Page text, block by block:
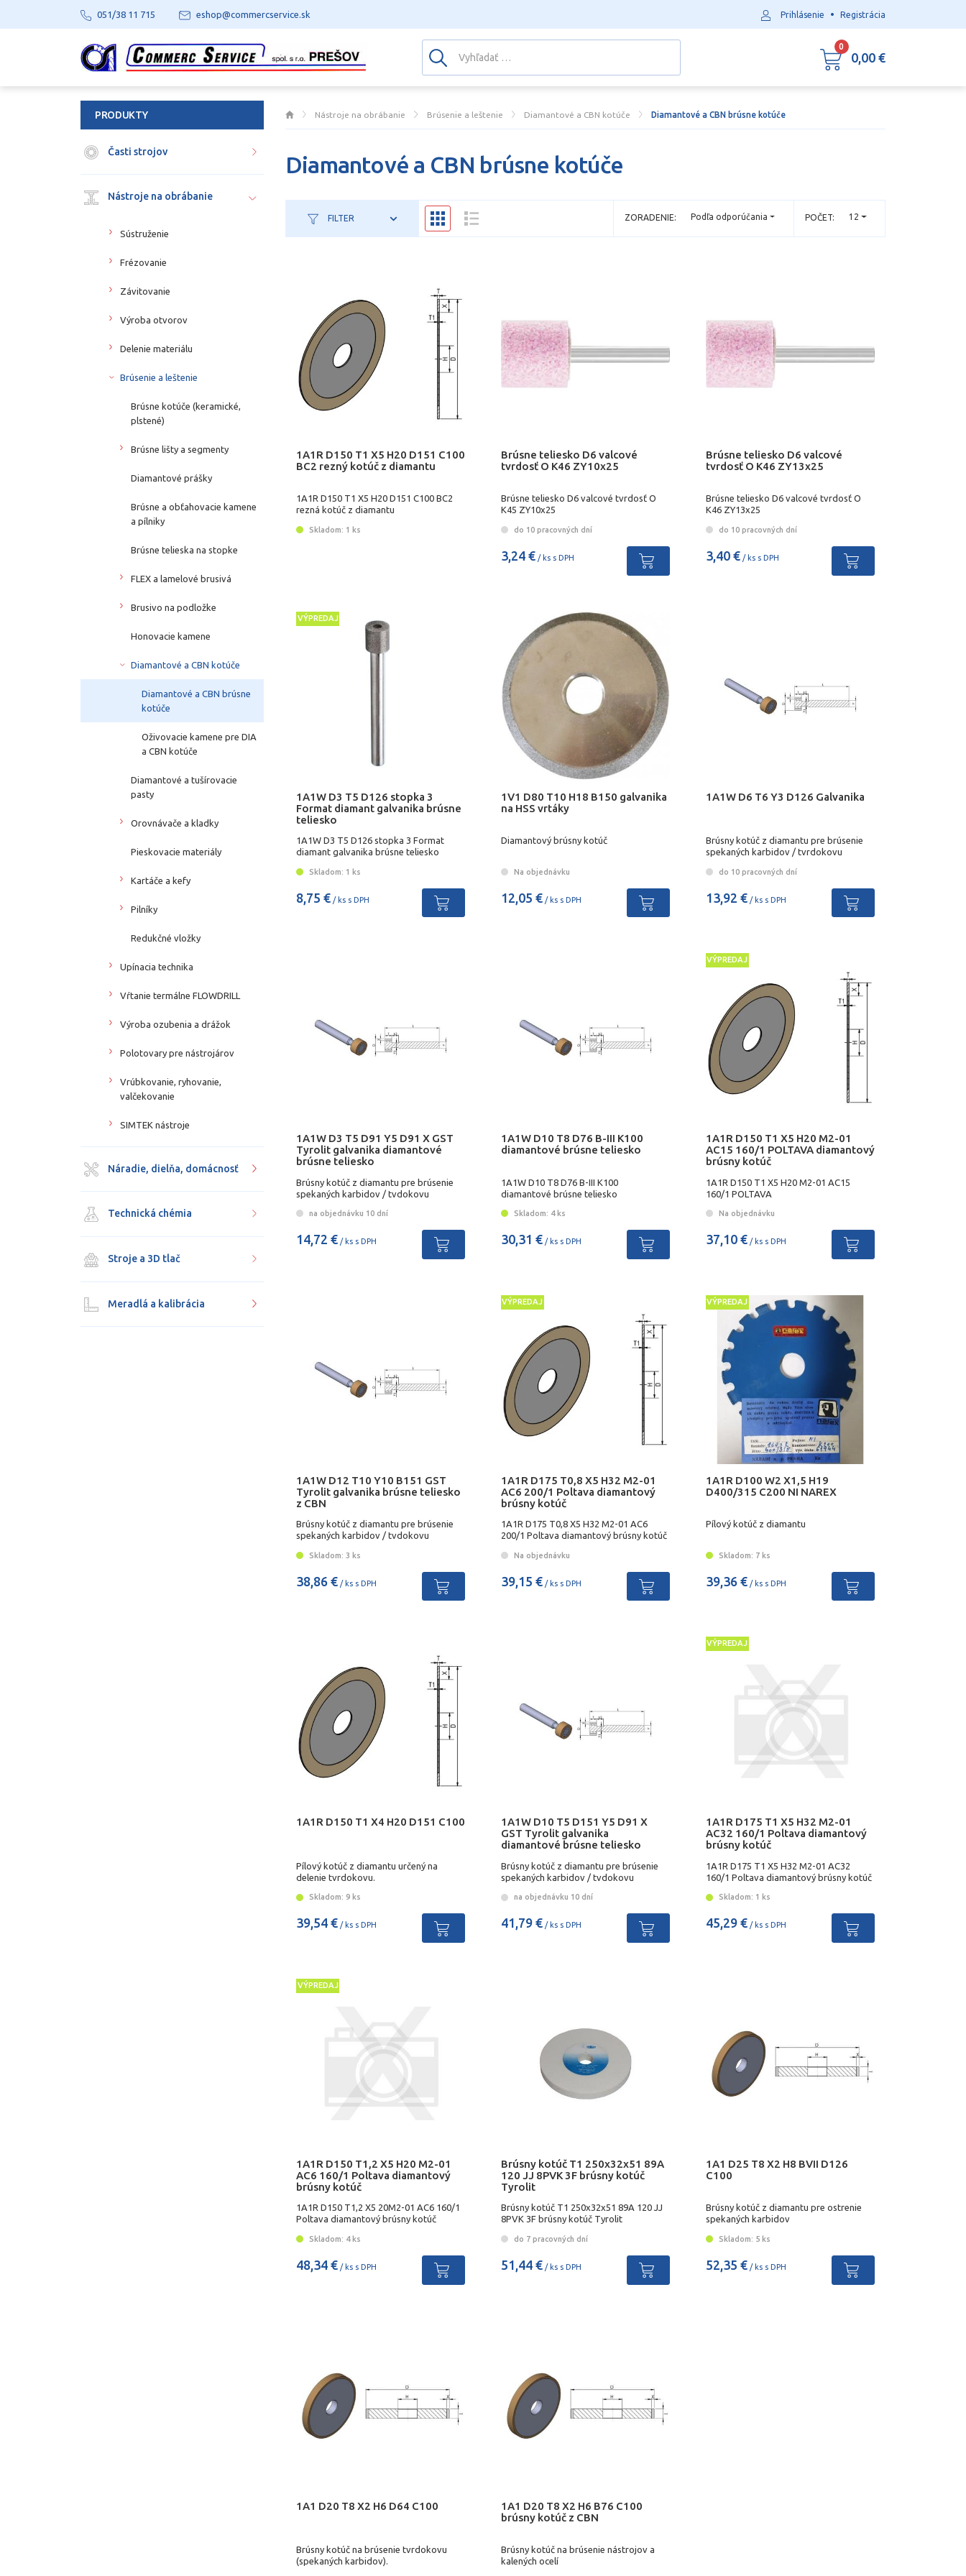
Nástroje na obrábanie Brúsenie a leštenie Diamantové a CBN kotúče Diamantové a CBN brúsne kotúče
Diamantové a CBN brúsne kotúče
FILTER POČET: 12
ZORADENIE: Podľa odporúčania
1A1R D150 T1 X5 H20 D151 C100
BC2 rezný kotúč z diamantu
1A1R D150 T1 X5 H20 D151 C100 BC2
rezná kotúč z diamantu
Skladom: 1 ks
Brúsne teliesko D6 valcové
tvrdosť O K46 ZY10x25
Brúsne teliesko D6 valcové tvrdosť O
K45 ZY10x25
do 10 pracovných dní
3,24 €/ ks s DPH
Brúsne teliesko D6 valcové
tvrdosť O K46 ZY13x25
Brúsne teliesko D6 valcové tvrdosť O
K46 ZY13x25
do 10 pracovných dní
3,40 €/ ks s DPH
VÝPREDAJ
1A1W D3 T5 D126 stopka 3
Format diamant galvanika brúsne
teliesko
1A1W D3 T5 D126 stopka 3 Format
diamant galvanika brúsne teliesko
Skladom: 1 ks
8,75 € / ks s DPH
1V1 D80 T10 H18 B150 galvanika
na HSS vrtáky
Diamantový brúsny kotúč
Na objednávku
12,05 €/ ks s DPH
1A1W D6 T6 Y3 D126 Galvanika
Brúsny kotúč z diamantu pre brúsenie
spekaných karbidov / tvrdokovu
do 10 pracovných dní
13,92 €/ ks s DPH
1A1W D3 T5 D91 Y5 D91 X GST
Tyrolit galvanika diamantové
brúsne teliesko
Brúsny kotúč z diamantu pre brúsenie
spekaných karbidov / tvdokovu
na objednávku 10 dní
14,72 € / ks s DPH
1A1W D10 T8 D76 B-III K100
diamantové brúsne teliesko
1A1W D10 T8 D76 B-III K100
diamantové brúsne teliesko
Skladom: 4 ks
30,31 €/ ks s DPH
VÝPREDAJ
1A1R D150 T1 X5 H20 M2-01
AC15 160/1 POLTAVA diamantový
brúsny kotúč
1A1R D150 T1 X5 H20 M2-01 AC15
160/1 POLTAVA
Na objednávku
37,10 €/ ks s DPH
1A1W D12 T10 Y10 B151 GST
Tyrolit galvanika brúsne teliesko
z CBN
Brúsny kotúč z diamantu pre brúsenie
spekaných karbidov / tvdokovu
Skladom: 3 ks
38,86 € / ks s DPH
VÝPREDAJ
1A1R D175 T0,8 X5 H32 M2-01
AC6 200/1 Poltava diamantový
brúsny kotúč
1A1R D175 T0,8 X5 H32 M2-01 AC6
200/1 Poltava diamantový brúsny kotúč
Na objednávku
39,15 €/ ks s DPH
VÝPREDAJ
1A1R D100 W2 X1,5 H19
D400/315 C200 NI NAREX
Pílový kotúč z diamantu
Skladom: 7 ks
39,36 €/ ks s DPH
1A1R D150 T1 X4 H20 D151 C100
Pílový kotúč z diamantu určený na
delenie tvrdokovu.
Skladom: 9 ks
39,54 € / ks s DPH
1A1W D10 T5 D151 Y5 D91 X
GST Tyrolit galvanika
diamantové brúsne teliesko
Brúsny kotúč z diamantu pre brúsenie
spekaných karbidov / tvdokovu
na objednávku 10 dní
41,79 €/ ks s DPH
VÝPREDAJ
1A1R D175 T1 X5 H32 M2-01
AC32 160/1 Poltava diamantový
brúsny kotúč
1A1R D175 T1 X5 H32 M2-01 AC32
160/1 Poltava diamantový brúsny kotúč
Skladom: 1 ks
45,29 €/ ks s DPH
VÝPREDAJ
1A1R D150 T1,2 X5 H20 M2-01
AC6 160/1 Poltava diamantový
brúsny kotúč
1A1R D150 T1,2 X5 20M2-01 AC6 160/1
Poltava diamantový brúsny kotúč
Skladom: 4 ks
48,34 € / ks s DPH
Brúsny kotúč T1 250x32x51 89A
120 JJ 8PVK 3F brúsny kotúč
Tyrolit
Brúsny kotúč T1 250x32x51 89A 120 JJ
8PVK 3F brúsny kotúč Tyrolit
do 7 pracovných dní
51,44 €/ ks s DPH
1A1 D25 T8 X2 H8 BVII D126
C100
Brúsny kotúč z diamantu pre ostrenie
spekaných karbidov
Skladom: 5 ks
52,35 €/ ks s DPH
1A1 D20 T8 X2 H6 D64 C100
Brúsny kotúč na brúsenie tvrdokovu
(spekaných karbidov).
1A1 D20 T8 X2 H6 B76 C100
brúsny kotúč z CBN
Brúsny kotúč na brúsenie nástrojov a
kalených ocelí
PRODUKTY
Časti strojov
Nástroje na obrábanie
Sústruženie
Frézovanie
Závitovanie
Výroba otvorov
Delenie materiálu
Brúsenie a leštenie
Brúsne kotúče (keramické,
plstené)
Brúsne lišty a segmenty
Diamantové prášky
Brúsne a obťahovacie kamene
a pílniky
Brúsne telieska na stopke
FLEX a lamelové brusivá
Brusivo na podložke
Honovacie kamene
Diamantové a CBN kotúče
Diamantové a CBN brúsne
kotúče
Oživovacie kamene pre DIA
a CBN kotúče
Diamantové a tušírovacie
pasty
Orovnávače a kladky
Pieskovacie materiály
Kartáče a kefy
Pilníky
Redukčné vložky
Upínacia technika
Vŕtanie termálne FLOWDRILL
Výroba ozubenia a drážok
Polotovary pre nástrojárov
Vrúbkovanie, ryhovanie,
valčekovanie
SIMTEK nástroje
Náradie, dielňa, domácnosť
Technická chémia
Stroje a 3D tlač
Meradlá a kalibrácia
051/38 11 715 eshop@commercservice.sk Prihlásenie • Registrácia
0
0,00 €